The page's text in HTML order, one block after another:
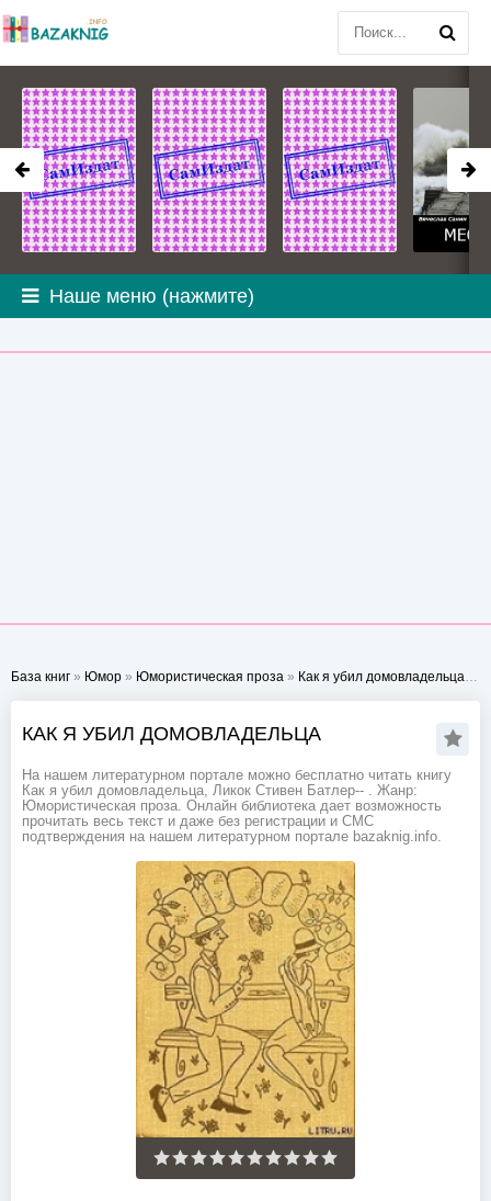
Наше меню (нажмите)
База книг » Юмор » Юмористическая проза » Как я убил домовладельца-
КАК Я УБИЛ ДОМОВЛАДЕЛЬЦА
На нашем литературном портале можно бесплатно читать книгу
Как я убил домовладельца, Ликок Стивен Батлер-- . Жанр:
Юмористическая проза. Онлайн библиотека дает возможность
прочитать весь текст и даже без регистрации и СМС
подтверждения на нашем литературном портале bazaknig.info.